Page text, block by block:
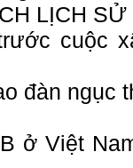
LỊCH SỬ
cuộc
đàn ngục
ở Việt